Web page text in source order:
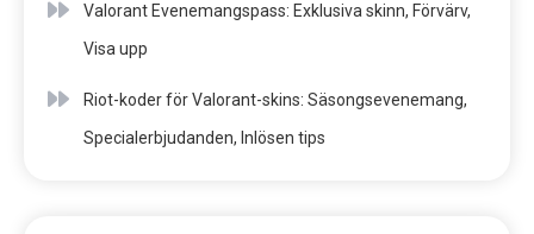
Valorant Evenemangspass: Exklusiva skinn, Förvärv,
Visa upp
Riot-koder för Valorant-skins: Säsongsevenemang,
Specialerbjudanden, Inlösen tips